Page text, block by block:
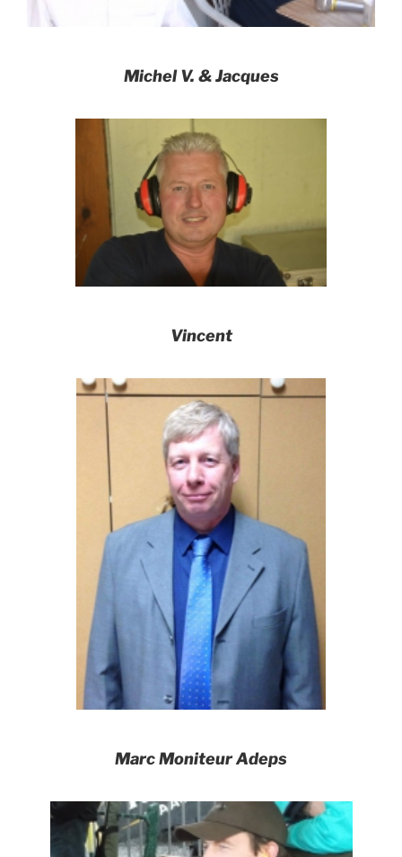
Michel V. & Jacques
Vincent
Marc Moniteur Adeps